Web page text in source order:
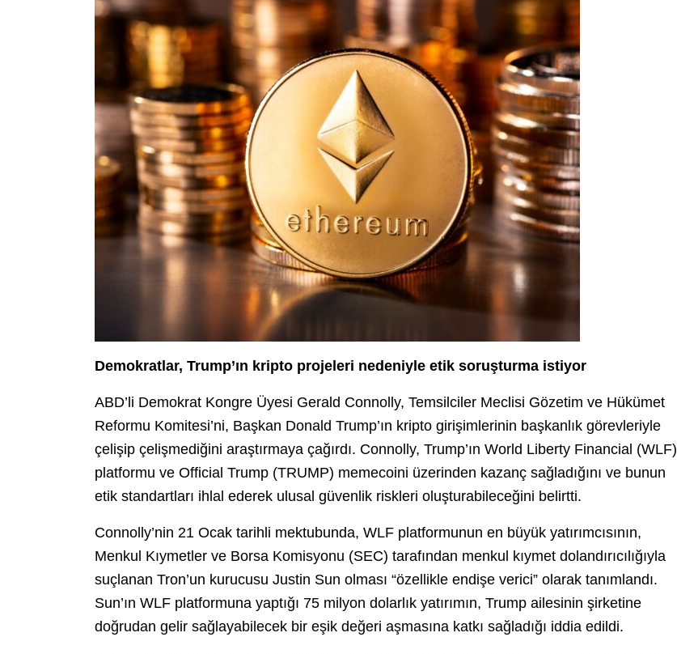
Demokratlar, Trump’ın kripto projeleri nedeniyle etik soruşturma istiyor
ABD’li Demokrat Kongre Üyesi Gerald Connolly, Temsilciler Meclisi Gözetim ve Hükümet
Reformu Komitesi’ni, Başkan Donald Trump’ın kripto girişimlerinin başkanlık görevleriyle
çelişip çelişmediğini araştırmaya çağırdı. Connolly, Trump’ın World Liberty Financial (WLF)
platformu ve Official Trump (TRUMP) memecoini üzerinden kazanç sağladığını ve bunun
etik standartları ihlal ederek ulusal güvenlik riskleri oluşturabileceğini belirtti.
Connolly’nin 21 Ocak tarihli mektubunda, WLF platformunun en büyük yatırımcısının,
Menkul Kıymetler ve Borsa Komisyonu (SEC) tarafından menkul kıymet dolandırıcılığıyla
suçlanan Tron’un kurucusu Justin Sun olması “özellikle endişe verici” olarak tanımlandı.
Sun’ın WLF platformuna yaptığı 75 milyon dolarlık yatırımın, Trump ailesinin şirketine
doğrudan gelir sağlayabilecek bir eşik değeri aşmasına katkı sağladığı iddia edildi.